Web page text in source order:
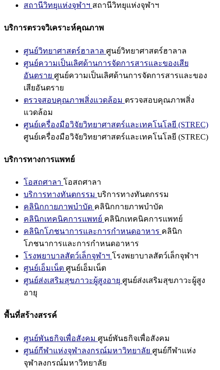
สถานีวิทยุแห่งจุฬาฯ สถานีวิทยุแห่งจุฬาฯ
บริการตรวจวิเคราะห์คุณภาพ
ศูนย์วิทยาศาสตร์ฮาลาล ศูนย์วิทยาศาสตร์ฮาลาล
ศูนย์ความเป็นเลิศด้านการจัดการสารและของเสีย
อันตราย ศูนย์ความเป็นเลิศด้านการจัดการสารและของ
เสียอันตราย
ตรวจสอบคุณภาพสิ่งแวดล้อม ตรวจสอบคุณภาพสิ่ง
แวดล้อม
ศูนย์เครื่องมือวิจัยวิทยาศาสตร์และเทคโนโลยี (STREC)
ศูนย์เครื่องมือวิจัยวิทยาศาสตร์และเทคโนโลยี (STREC)
บริการทางการแพทย์
โอสถศาลา โอสถศาลา
บริการทางทันตกรรม บริการทางทันตกรรม
คลินิกกายภาพบำบัด คลินิกกายภาพบำบัด
คลินิกเทคนิคการแพทย์ คลินิกเทคนิคการแพทย์
คลินิกโภชนาการและการกำหนดอาหาร คลินิก
โภชนาการและการกำหนดอาหาร
โรงพยาบาลสัตว์เล็กจุฬาฯ โรงพยาบาลสัตว์เล็กจุฬาฯ
ศูนย์เอ็มเน็ต ศูนย์เอ็มเน็ต
ศูนย์ส่งเสริมสุขภาวะผู้สูงอายุ ศูนย์ส่งเสริมสุขภาวะผู้สูง
อายุ
พื้นที่สร้างสรรค์
ศูนย์พันธกิจเพื่อสังคม ศูนย์พันธกิจเพื่อสังคม
ศูนย์กีฬาแห่งจุฬาลงกรณ์มหาวิทยาลัย ศูนย์กีฬาแห่ง
จุฬาลงกรณ์มหาวิทยาลัย